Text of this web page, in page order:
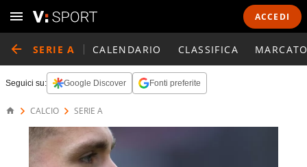
ACCEDI
SERIE A CALENDARIO CLASSIFICA
Seguici su: Google Discover Fonti preferite
CALCIO SERIE A